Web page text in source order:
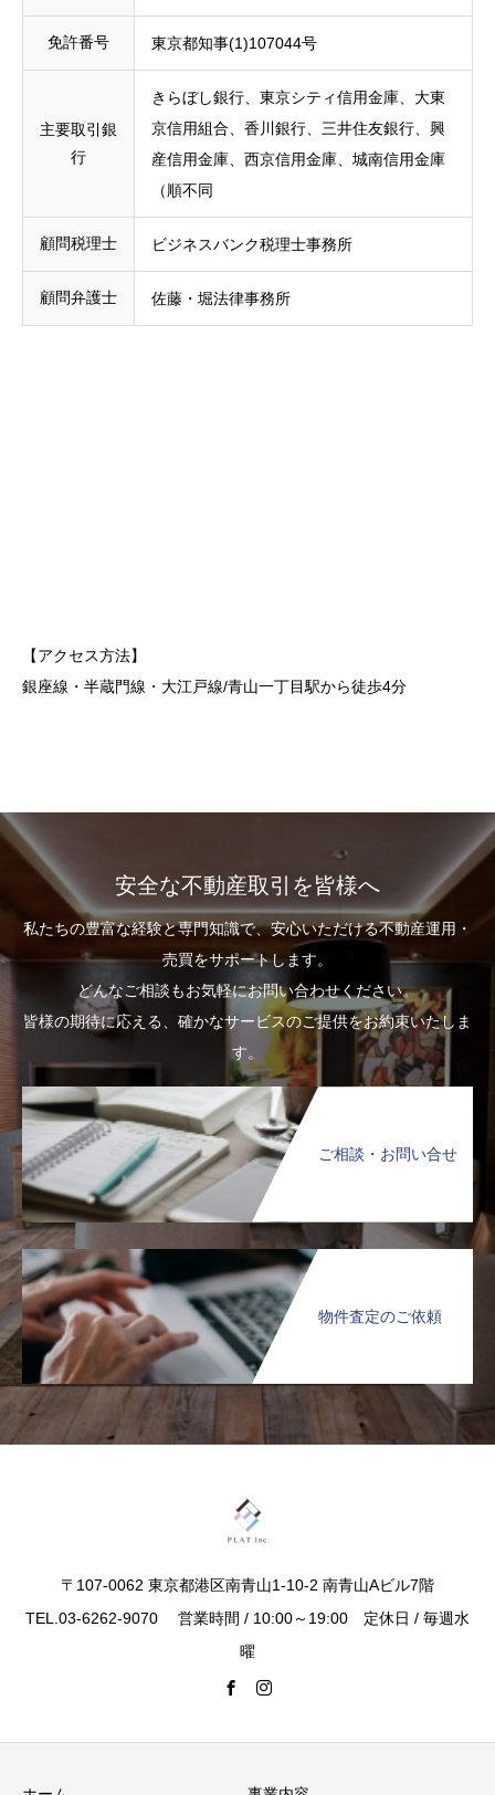
免許番号 東京都知事(1)107044号
主要取引銀
行
きらぼし銀行、東京シティ信用金庫、大東
京信用組合、香川銀行、三井住友銀行、興
産信用金庫、西京信用金庫、城南信用金庫
（順不同
顧問税理士 ビジネスバンク税理士事務所
顧問弁護士 佐藤・堀法律事務所
【アクセス方法】
銀座線・半蔵門線・大江戸線/青山一丁目駅から徒歩4分
安全な不動産取引を皆様へ
私たちの豊富な経験と専門知識で、安心いただける不動産運用・
売買をサポートします。
どんなご相談もお気軽にお問い合わせください。
皆様の期待に応える、確かなサービスのご提供をお約束いたしま
す。
ご相談・お問い合せ
物件査定のご依頼
〒107-0062 東京都港区南青山1-10-2 南青山Aビル7階
TEL.03-6262-9070 営業時間 / 10:00～19:00 定休日 / 毎週水
曜